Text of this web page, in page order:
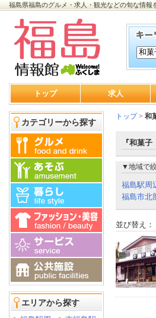
福島県福島のグルメ・求人・観光などの旬な情報
トップ 求人
カテゴリーから探す
エリアから探す
トップ> 和
『和菓
▼地域で
福島駅周
福島市北
並び替え：